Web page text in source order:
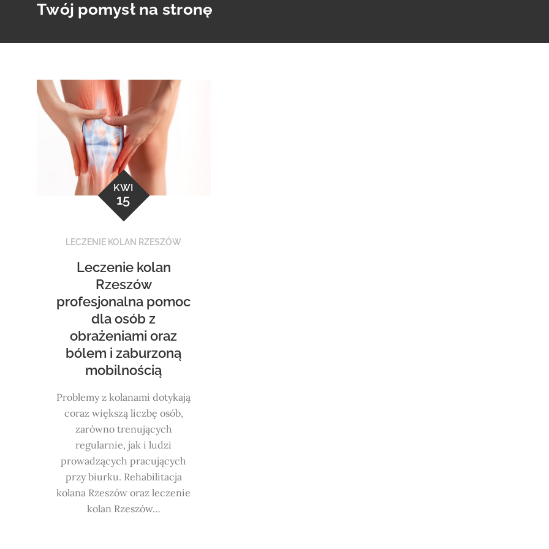
Twój pomysł na stronę
KWI
15
LECZENIE KOLAN RZESZÓW
Leczenie kolan
Rzeszów
profesjonalna pomoc
dla osób z
obrażeniami oraz
bólem i zaburzoną
mobilnością
Problemy z kolanami dotykają
coraz większą liczbę osób,
zarówno trenujących
regularnie, jak i ludzi
prowadzących pracujących
przy biurku. Rehabilitacja
kolana Rzeszów oraz leczenie
kolan Rzeszów…